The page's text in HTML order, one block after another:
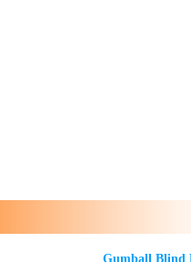
Gumball Blind